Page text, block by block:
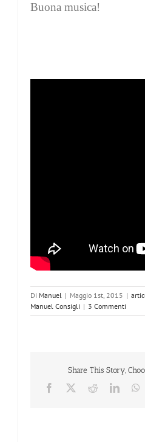
Buona musica!
Di Manuel | Maggio 1st, 2015 |
Manuel Consigli | 3 Commenti
Share This Story,
Facebook Reddit